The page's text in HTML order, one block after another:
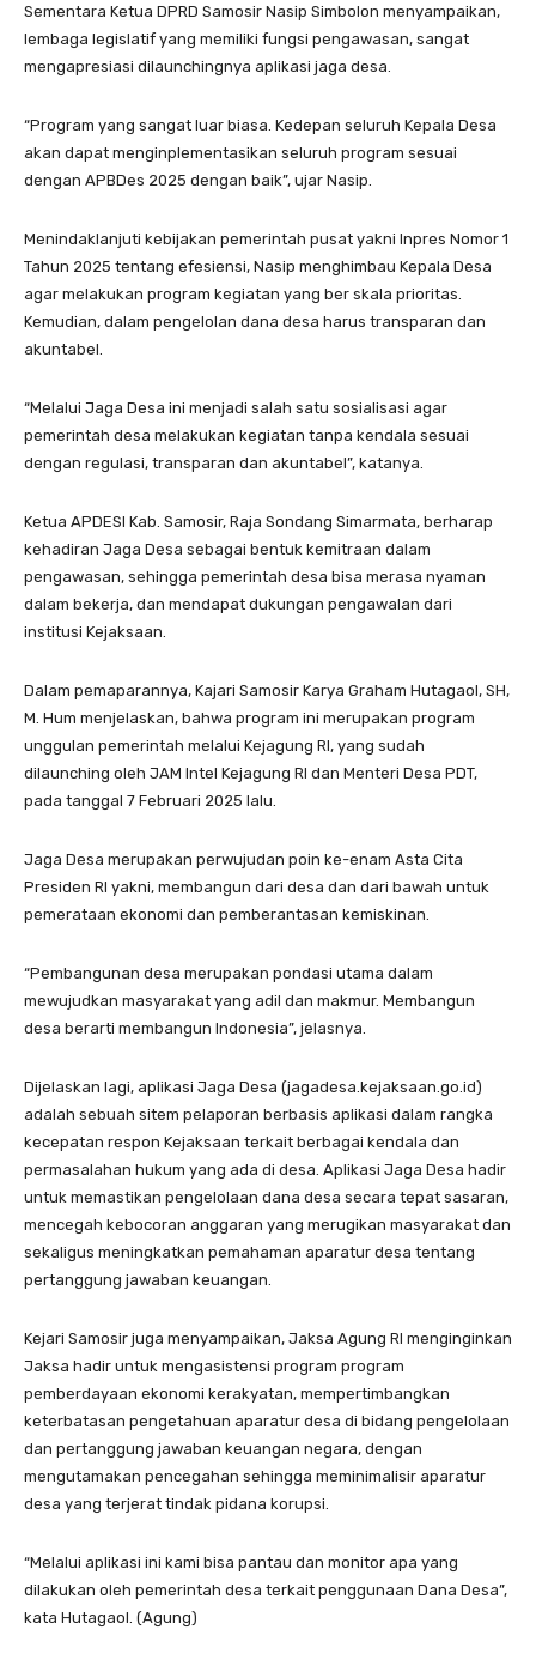
Sementara Ketua DPRD Samosir Nasip Simbolon menyampaikan,
lembaga legislatif yang memiliki fungsi pengawasan, sangat
mengapresiasi dilaunchingnya aplikasi jaga desa.
“Program yang sangat luar biasa. Kedepan seluruh Kepala Desa
akan dapat menginplementasikan seluruh program sesuai
dengan APBDes 2025 dengan baik”, ujar Nasip.
Menindaklanjuti kebijakan pemerintah pusat yakni Inpres Nomor 1
Tahun 2025 tentang efesiensi, Nasip menghimbau Kepala Desa
agar melakukan program kegiatan yang ber skala prioritas.
Kemudian, dalam pengelolan dana desa harus transparan dan
akuntabel.
“Melalui Jaga Desa ini menjadi salah satu sosialisasi agar
pemerintah desa melakukan kegiatan tanpa kendala sesuai
dengan regulasi, transparan dan akuntabel”, katanya.
Ketua APDESI Kab. Samosir, Raja Sondang Simarmata, berharap
kehadiran Jaga Desa sebagai bentuk kemitraan dalam
pengawasan, sehingga pemerintah desa bisa merasa nyaman
dalam bekerja, dan mendapat dukungan pengawalan dari
institusi Kejaksaan.
Dalam pemaparannya, Kajari Samosir Karya Graham Hutagaol, SH,
M. Hum menjelaskan, bahwa program ini merupakan program
unggulan pemerintah melalui Kejagung RI, yang sudah
dilaunching oleh JAM Intel Kejagung RI dan Menteri Desa PDT,
pada tanggal 7 Februari 2025 lalu.
Jaga Desa merupakan perwujudan poin ke-enam Asta Cita
Presiden RI yakni, membangun dari desa dan dari bawah untuk
pemerataan ekonomi dan pemberantasan kemiskinan.
“Pembangunan desa merupakan pondasi utama dalam
mewujudkan masyarakat yang adil dan makmur. Membangun
desa berarti membangun Indonesia”, jelasnya.
Dijelaskan lagi, aplikasi Jaga Desa (jagadesa.kejaksaan.go.id)
adalah sebuah sitem pelaporan berbasis aplikasi dalam rangka
kecepatan respon Kejaksaan terkait berbagai kendala dan
permasalahan hukum yang ada di desa. Aplikasi Jaga Desa hadir
untuk memastikan pengelolaan dana desa secara tepat sasaran,
mencegah kebocoran anggaran yang merugikan masyarakat dan
sekaligus meningkatkan pemahaman aparatur desa tentang
pertanggung jawaban keuangan.
Kejari Samosir juga menyampaikan, Jaksa Agung RI menginginkan
Jaksa hadir untuk mengasistensi program program
pemberdayaan ekonomi kerakyatan, mempertimbangkan
keterbatasan pengetahuan aparatur desa di bidang pengelolaan
dan pertanggung jawaban keuangan negara, dengan
mengutamakan pencegahan sehingga meminimalisir aparatur
desa yang terjerat tindak pidana korupsi.
“Melalui aplikasi ini kami bisa pantau dan monitor apa yang
dilakukan oleh pemerintah desa terkait penggunaan Dana Desa”,
kata Hutagaol. (Agung)